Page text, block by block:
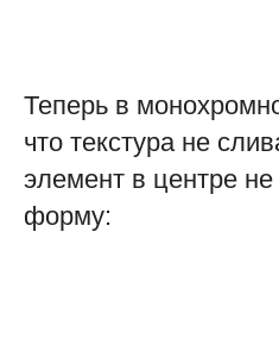
Теперь в
что текстура не
элемент в центре
форму: